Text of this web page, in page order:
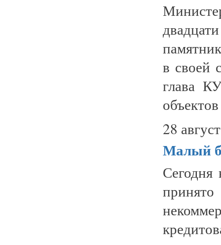
в своей
глава
28
Малый
Сегодня